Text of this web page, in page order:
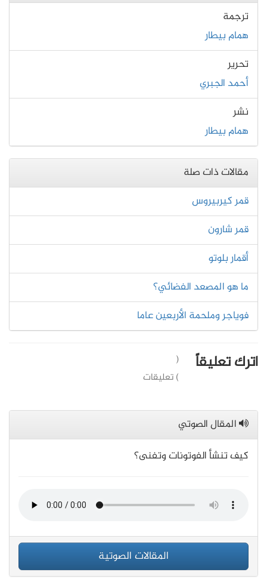
ترجمة
همام بيطار
تحرير
أحمد الجبري
نشر
همام بيطار
مقالات ذات صلة
قمر كيربيروس
قمر شارون
أقمار بلوتو
ما هو المصعد الفضائي؟
فوياجر وملحمة الأربعين عاما
اترك تعليقاً
(
) تعليقات
المقال الصوتي
كيف تنشأ الفوتونات وتفنى؟
المقالات الصوتية